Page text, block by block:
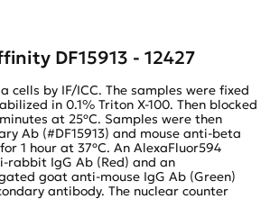
DF15913 - 12427
cells by IF/ICC. The samples were fixed
in 0.1% Triton X-100. Then blocked
at 25ºС. Samples were then
Ab (#DF15913) and mouse anti-beta
1 hour at 37ºС. An AlexaFluor594
rabbit IgG Ab (Red) and an
goat anti-mouse IgG Ab (Green)
antibody. The nuclear counter